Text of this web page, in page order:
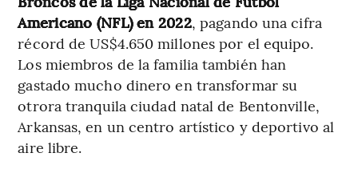
Americano (NFL) en 2022, pagando una cifra
récord de US$4.650 millones por el equipo.
Los miembros de la familia también han
gastado mucho dinero en transformar su
otrora tranquila ciudad natal de Bentonville,
Arkansas, en un centro artístico y deportivo al
aire libre.